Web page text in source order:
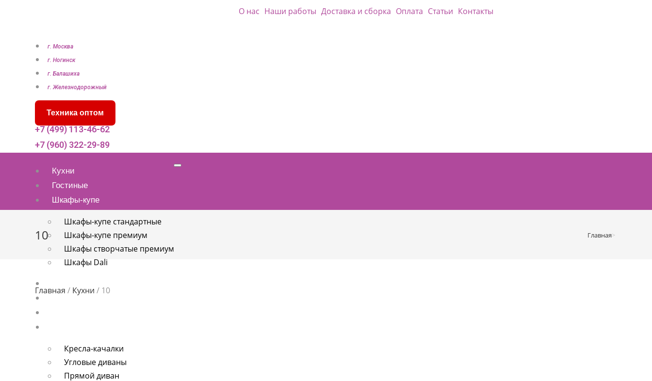
е
м
О нас Наши работы Доставка и сборка Оплата Статьи Контакты
г. Москва
г. Ногинск
г. Балашиха
г. Железнодорожный
Техника оптом
+7 (499) 113-46-62
+7 (960) 322-29-89
Кухни
Гостиные
Шкафы-купе
Шкафы-купе стандартные
Шкафы-купе премиум
Шкафы створчатые премиум
Шкафы Dali
Спальни
Кресла-качалки
Угловые диваны
Прямой диван
10 Главная>
Главная / Кухни / 10